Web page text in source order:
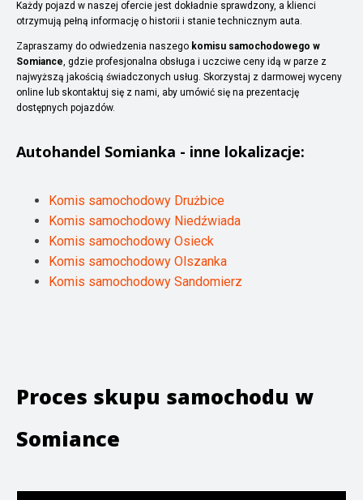
Każdy pojazd w naszej ofercie jest dokładnie sprawdzony, a klienci
otrzymują pełną informację o historii i stanie technicznym auta.
Zapraszamy do odwiedzenia naszego komisu samochodowego w
Somiance, gdzie profesjonalna obsługa i uczciwe ceny idą w parze z
najwyższą jakością świadczonych usług. Skorzystaj z darmowej wyceny
online lub skontaktuj się z nami, aby umówić się na prezentację
dostępnych pojazdów.
Autohandel Somianka - inne lokalizacje:
Komis samochodowy Drużbice
Komis samochodowy Niedźwiada
Komis samochodowy Osieck
Komis samochodowy Olszanka
Komis samochodowy Sandomierz
Proces skupu samochodu w
Somiance